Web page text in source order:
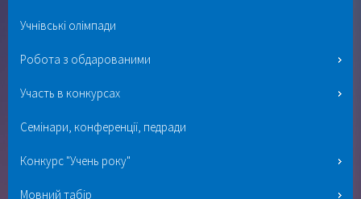
Учнівські олімпади
Робота з обдарованими
Участь в конкурсах
Семінари, конференції, педради
Конкурс "Учень року"
Мовний табір